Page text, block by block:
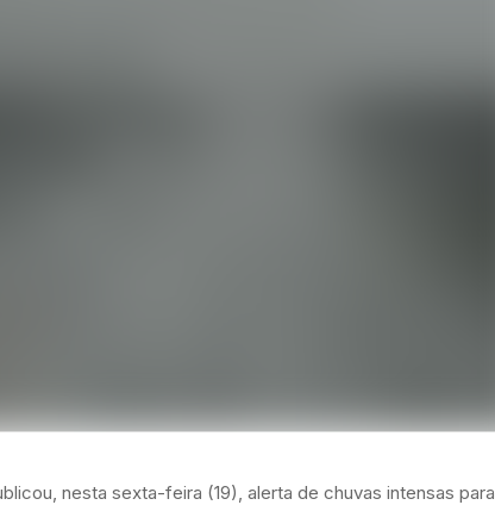
nesta sexta-feira (19), alerta de chuvas intensas para